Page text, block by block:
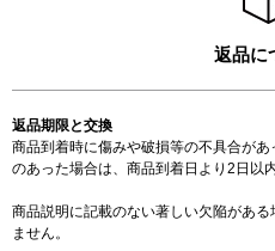
返品に
返品期限と交換
商品到着時に傷みや破損等の不具合が
のあった場合は、商品到着日より2日以
商品説明に記載のない著しい欠陥があ
ません。